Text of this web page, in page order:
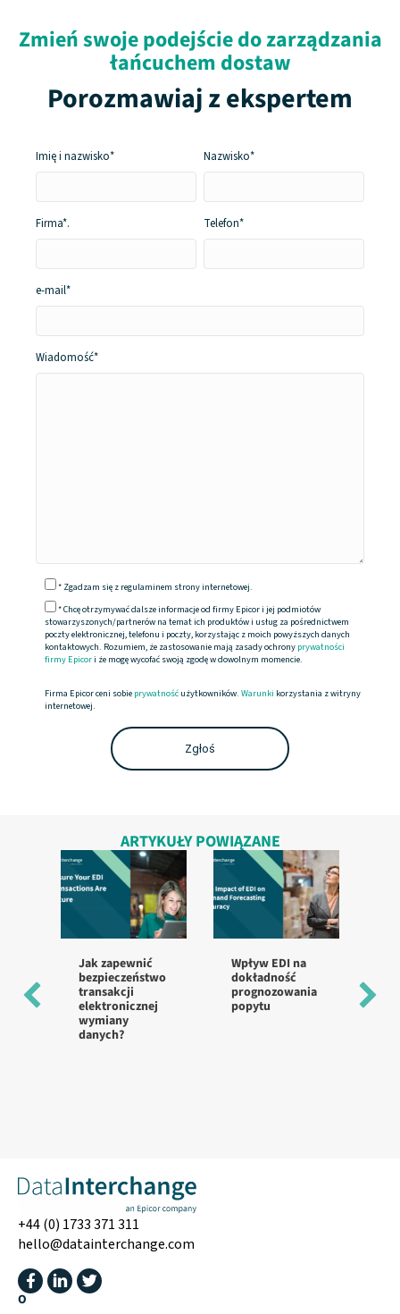
Zmień swoje podejście do zarządzania
łańcuchem dostaw
Porozmawiaj z ekspertem
Imię i nazwisko* Nazwisko*
Firma*. Telefon*
e-mail*
Wiadomość*
* Zgadzam się z regulaminem strony internetowej.
* Chcę otrzymywać dalsze informacje od firmy Epicor i jej podmiotów
stowarzyszonych/partnerów na temat ich produktów i usług za pośrednictwem
poczty elektronicznej, telefonu i poczty, korzystając z moich powyższych danych
kontaktowych. Rozumiem, że zastosowanie mają zasady ochrony prywatności
firmy Epicori że mogę wycofać swoją zgodę w dowolnym momencie.
Firma Epicor ceni sobie prywatność użytkowników.Warunki korzystania z witryny
internetowej.
ARTYKUŁY POWIĄZANE
Jak zapewnić
bezpieczeństwo
transakcji
elektronicznej
wymiany
danych?
Wpływ EDI na
dokładność
prognozowania
popytu
+44 (0) 1733 371 311
hello@datainterchange.com
O